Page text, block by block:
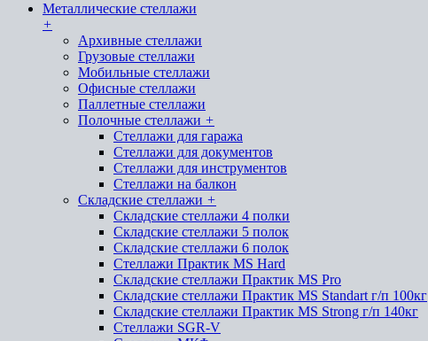
Металлические стеллажи
+
Архивные стеллажи
Грузовые стеллажи
Мобильные стеллажи
Офисные стеллажи
Паллетные стеллажи
Полочные стеллажи +
Стеллажи для гаража
Стеллажи для документов
Стеллажи для инструментов
Стеллажи на балкон
Складские стеллажи +
Складские стеллажи 4 полки
Складские стеллажи 5 полок
Складские стеллажи 6 полок
Стеллажи Практик MS Hard
Складские стеллажи Практик MS Pro
Складские стеллажи Практик MS Standart г/п 100кг
Складские стеллажи Практик MS Strong г/п 140кг
Стеллажи SGR-V